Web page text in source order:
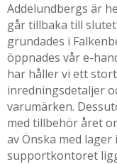
Addelundbergs är
går tillbaka till
grundades i
öppnades vår e-
har håller vi ett
inredningsdetaljer
varumärken.
med tillbehör året
av Önska med lager
supportkontoret